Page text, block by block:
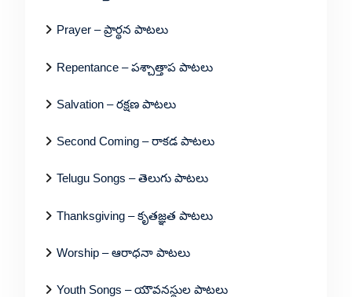
Prayer – ప్రార్థన పాటలు
Repentance – పశ్చాత్తాప పాటలు
Salvation – రక్షణ పాటలు
Second Coming – రాకడ పాటలు
Telugu Songs – తెలుగు పాటలు
Thanksgiving – కృతజ్ఞత పాటలు
Worship – ఆరాధనా పాటలు
Youth Songs – యౌవనస్థుల పాటలు